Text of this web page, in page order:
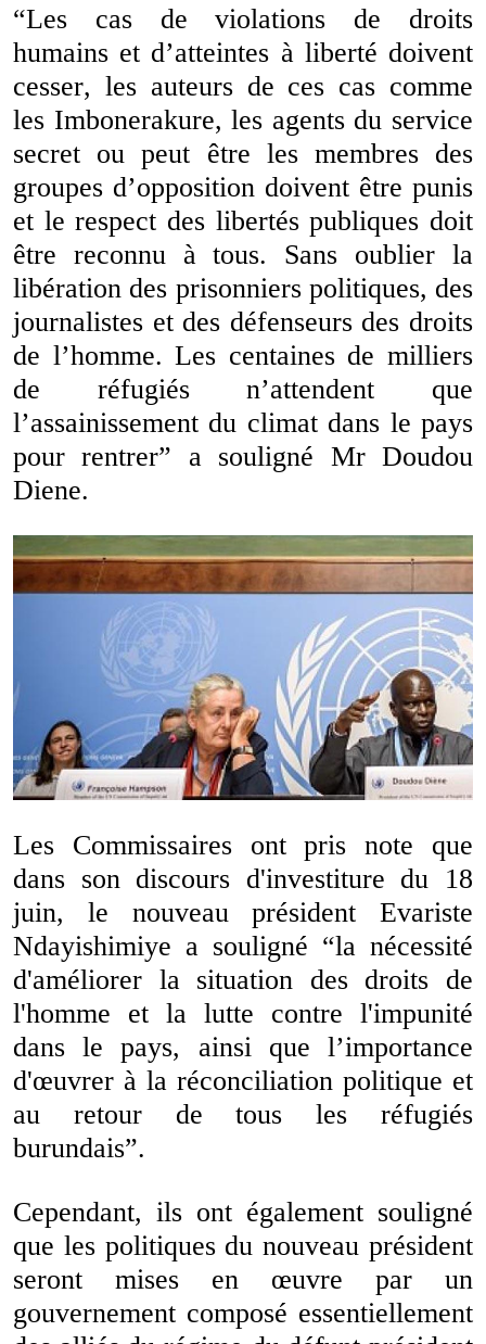
“Les cas de violations de droits
humains et d’atteintes à liberté doivent
cesser, les auteurs de ces cas comme
les Imbonerakure, les agents du service
secret ou peut être les membres des
groupes d’opposition doivent être punis
et le respect des libertés publiques doit
être reconnu à tous. Sans oublier la
libération des prisonniers politiques, des
journalistes et des défenseurs des droits
de l’homme. Les centaines de milliers
de réfugiés n’attendent que
l’assainissement du climat dans le pays
pour rentrer” a souligné Mr Doudou
Diene.
Les Commissaires ont pris note que
dans son discours d'investiture du 18
juin, le nouveau président Evariste
Ndayishimiye a souligné “la nécessité
d'améliorer la situation des droits de
l'homme et la lutte contre l'impunité
dans le pays, ainsi que l’importance
d'œuvrer à la réconciliation politique et
au retour de tous les réfugiés
burundais”.
Cependant, ils ont également souligné
que les politiques du nouveau président
seront mises en œuvre par un
gouvernement composé essentiellement